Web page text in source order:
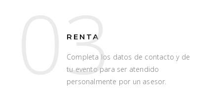
03
RENTA
Completa los datos de contacto y de
tu evento para ser atendido
personalmente por un asesor.